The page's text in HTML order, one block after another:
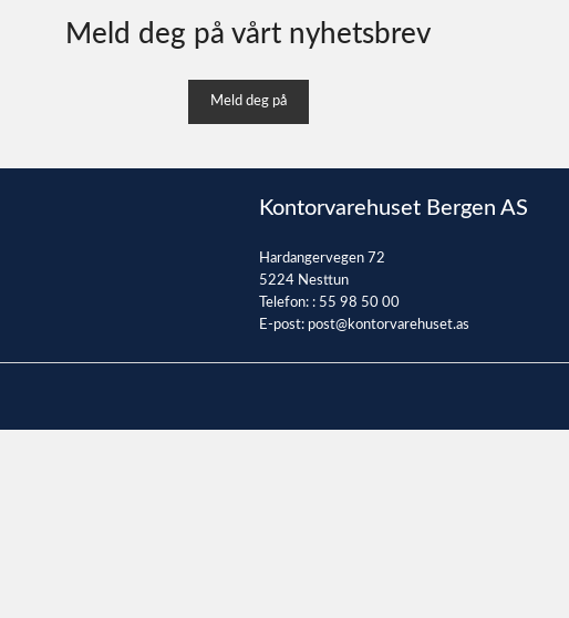
Meld deg på vårt nyhetsbrev
Meld deg på
Kontorvarehuset Bergen AS
Hardangervegen 72
5224 Nesttun
Telefon: : 55 98 50 00
E-post: post@kontorvarehuset.as